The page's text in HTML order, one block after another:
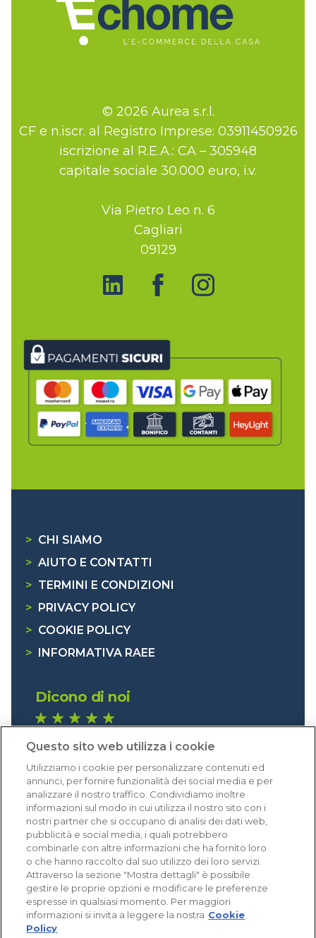
© 2026 Aurea s.r.l.
CF e n.iscr. al Registro Imprese: 03911450926
iscrizione al R.E.A.: CA – 305948
capitale sociale 30.000 euro, i.v.
Via Pietro Leo n. 6
Cagliari
09129
> CHI SIAMO
> AIUTO E CONTATTI
> TERMINI E CONDIZIONI
>
PRIVACY POLICY
> COOKIE POLICY
>
INFORMATIVA RAEE
Dicono di noi
Eccellente (4,8)
Acquisti verificati
Questo sito web utilizza i cookie
Utilizziamo i cookie per personalizzare contenuti ed
annunci, per fornire funzionalità dei social media e per
analizzare il nostro traffico. Condividiamo inoltre
informazioni sul modo in cui utilizza il nostro sito con i
nostri partner che si occupano di analisi dei dati web,
pubblicità e social media, i quali potrebbero
combinarle con altre informazioni che ha fornito loro
o che hanno raccolto dal suo utilizzo dei loro servizi.
Attraverso la sezione "Mostra dettagli" è possibile
gestire le proprie opzioni e modificare le preferenze
espresse in qualsiasi momento. Per maggiori
informazioni si invita a leggere la nostra Cookie
Policy